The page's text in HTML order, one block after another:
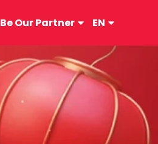
Be Our Partner EN